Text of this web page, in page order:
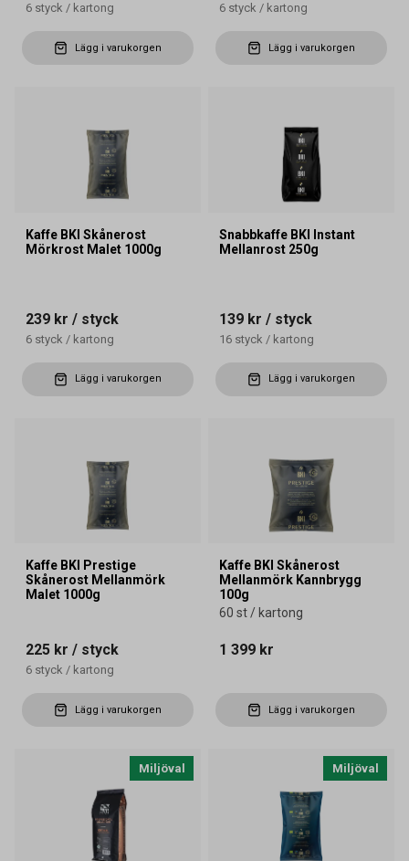
6 styck / kartong
Lägg i varukorgen
6 styck / kartong
Lägg i varukorgen
Kaffe BKI Skånerost
Mörkrost Malet 1000g
239 kr / styck
6 styck / kartong
Lägg i varukorgen
Snabbkaffe BKI Instant
Mellanrost 250g
139 kr / styck
16 styck / kartong
Lägg i varukorgen
Kaffe BKI Prestige
Skånerost Mellanmörk
Malet 1000g
225 kr / styck
6 styck / kartong
Lägg i varukorgen
Kaffe BKI Skånerost
Mellanmörk Kannbrygg
100g
60 st / kartong
1 399 kr
Lägg i varukorgen
Miljöval Miljöval